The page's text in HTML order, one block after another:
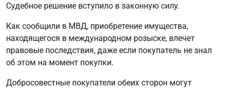
Судебное решение вступило в законную силу.
Как сообщили в МВД, приобретение имущества,
находящегося в международном розыске, влечет
правовые последствия, даже если покупатель не знал
об этом на момент покупки.
Добросовестные покупатели обеих сторон могут